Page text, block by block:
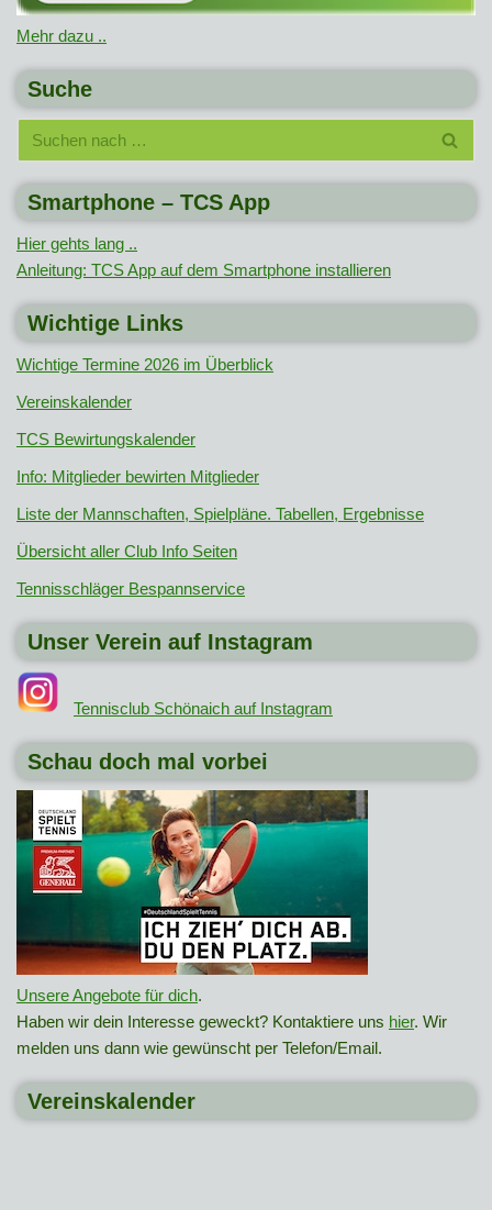
Mehr dazu ..
Suche
Smartphone – TCS App
Hier gehts lang ..
Anleitung: TCS App auf dem Smartphone installieren
Wichtige Links
Wichtige Termine 2026 im Überblick
Vereinskalender
TCS Bewirtungskalender
Info: Mitglieder bewirten Mitglieder
Liste der Mannschaften, Spielpläne. Tabellen, Ergebnisse
Übersicht aller Club Info Seiten
Tennisschläger Bespannservice
Unser Verein auf Instagram
Tennisclub Schönaich auf Instagram
Schau doch mal vorbei
Unsere Angebote für dich.
Haben wir dein Interesse geweckt? Kontaktiere uns hier. Wir
melden uns dann wie gewünscht per Telefon/Email.
Vereinskalender